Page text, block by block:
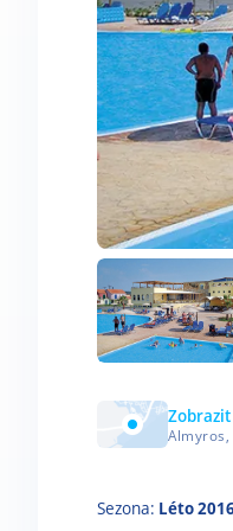
Almyros,
Sezona: Léto